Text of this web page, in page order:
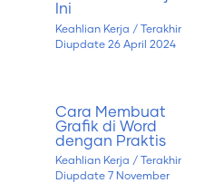
Ini
Keahlian Kerja / Terakhir
Diupdate 26 April 2024
Cara Membuat
Grafik di Word
dengan Praktis
Keahlian Kerja / Terakhir
Diupdate 7 November